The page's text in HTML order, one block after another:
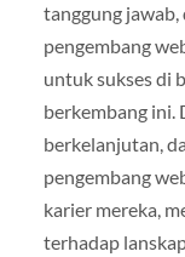
tanggung
pengembang
untuk sukses di
berkembang ini.
berkelanjutan,
pengembang
karier mereka,
terhadap